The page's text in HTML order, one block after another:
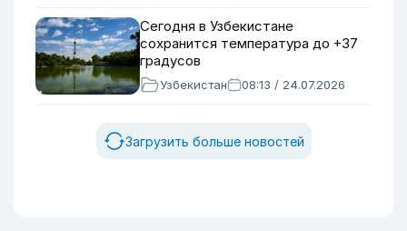
Сегодня в Узбекистане
сохранится температура до +37
градусов
Узбекистан 08:13 / 24.07.2026
Загрузить больше новостей